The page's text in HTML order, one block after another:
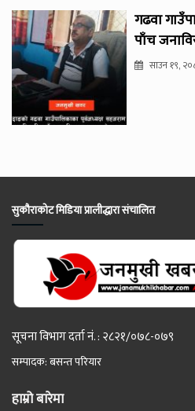
गढवा
पाँच
साउन १९,
सुकौराकोट मिडिया प्रालीद्धारा संचालित
सूचना विभाग दर्ता नं. : २८२१/०७८-०७९
सम्पादक: बसन्त परियार
हाम्रो बारेमा